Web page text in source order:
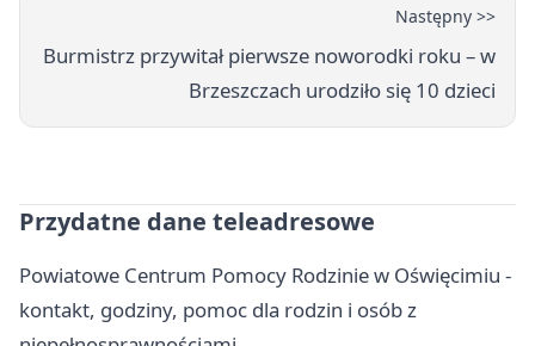
Następny >>
Burmistrz przywitał pierwsze noworodki roku – w
Brzeszczach urodziło się 10 dzieci
Przydatne dane teleadresowe
Powiatowe Centrum Pomocy Rodzinie w Oświęcimiu -
kontakt, godziny, pomoc dla rodzin i osób z